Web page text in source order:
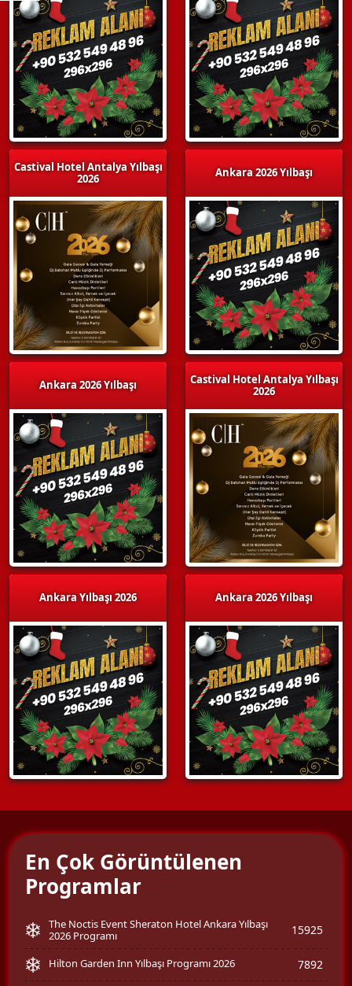
Castival Hotel Antalya Yılbaşı
2026
Ankara 2026 Yılbaşı
Ankara Yılbaşı 2026
Ankara 2026 Yılbaşı
Castival Hotel Antalya Yılbaşı
2026
Ankara 2026 Yılbaşı
En Çok Görüntülenen
Programlar
The Noctis Event Sheraton Hotel Ankara Yılbaşı
2026 Programı
15925
Hilton Garden Inn Yılbaşı Programı 2026 7892